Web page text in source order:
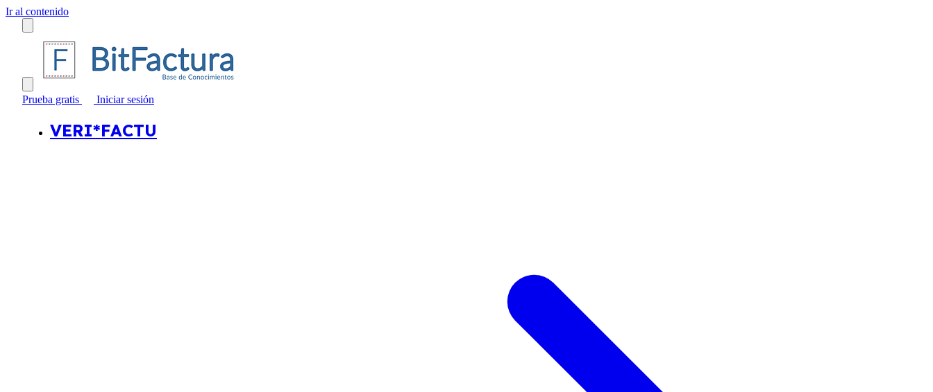
Ir al contenido
Prueba gratis Iniciar sesión
VERI*FACTU